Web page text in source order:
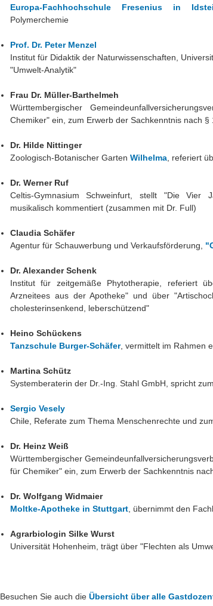
Europa-Fachhochschule Fresenius in
Polymerchemie
Prof. Dr. Peter Menzel
Institut für Didaktik der Naturwissenschaften,
"Umwelt-Analytik"
Frau Dr. Müller-Barthelmeh
Württembergischer
Chemiker" ein, zum Erwerb der Sachkenntnis nach §
Dr. Hilde Nittinger
Zoologisch-Botanischer Garten Wilhelma, referiert
Dr. Werner Ruf
Celtis-Gymnasium Schweinfurt, stellt "Die Vier
musikalisch kommentiert (zusammen mit Dr. Full)
Claudia Schäfer
Agentur für Schauwerbung und Verkaufsförderung,
Dr. Alexander Schenk
Institut für zeitgemäße Phytotherapie, referiert
Arzneitees aus der Apotheke" und über
cholesterinsenkend, leberschützend"
Heino Schückens
Tanzschule Burger-Schäfer, vermittelt im Rahmen
Martina Schütz
Systemberaterin der Dr.-Ing. Stahl GmbH, spricht
Sergio Vesely
Chile, Referate zum Thema Menschenrechte und
Dr. Heinz Weiß
Württembergischer
für Chemiker" ein, zum Erwerb der Sachkenntnis
Dr. Wolfgang Widmaier
Moltke-Apotheke in Stuttgart, übernimmt den
Agrarbiologin Silke Wurst
Universität Hohenheim, trägt über "Flechten als
Besuchen Sie auch die Übersicht über alle